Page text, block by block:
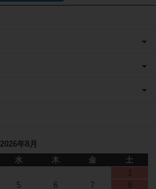
2026年8月
水 木 金
土
1
5 6 7 8